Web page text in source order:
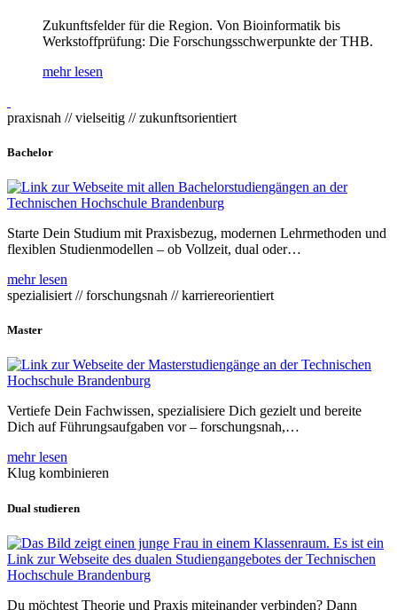
Zukunftsfelder für die Region. Von Bioinformatik bis
Werkstoffprüfung: Die Forschungsschwerpunkte der THB.
mehr lesen
praxisnah // vielseitig // zukunftsorientiert
Bachelor
Starte Dein Studium mit Praxisbezug, modernen Lehrmethoden und
flexiblen Studienmodellen – ob Vollzeit, dual oder…
mehr lesen
spezialisiert // forschungsnah // karriereorientiert
Master
Vertiefe Dein Fachwissen, spezialisiere Dich gezielt und bereite
Dich auf Führungsaufgaben vor – forschungsnah,…
mehr lesen
Klug kombinieren
Dual studieren
Du möchtest Theorie und Praxis miteinander verbinden? Dann